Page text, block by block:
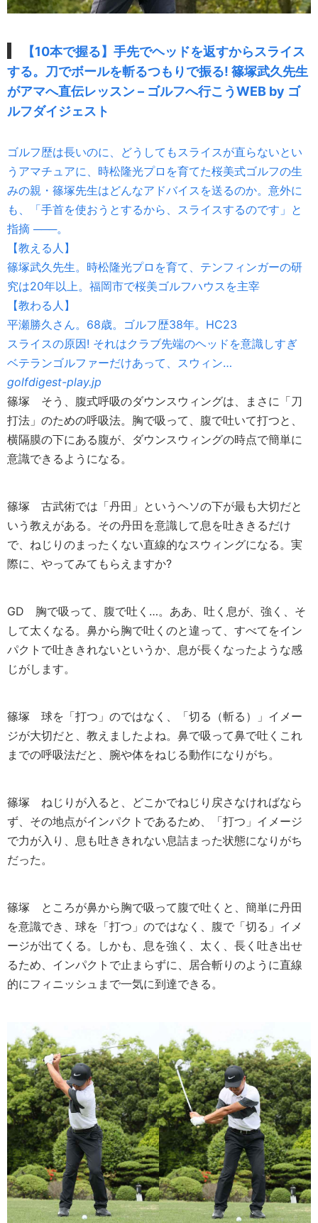
【10本で握る】手先でヘッドを返すからスライス
する。刀でボールを斬るつもりで振る! 篠塚武久先生
がアマへ直伝レッスン – ゴルフへ行こうWEB by ゴ
ルフダイジェスト
ゴルフ歴は長いのに、どうしてもスライスが直らないとい
うアマチュアに、時松隆光プロを育てた桜美式ゴルフの生
みの親・篠塚先生はどんなアドバイスを送るのか。意外に
も、「手首を使おうとするから、スライスするのです」と
指摘 ───。
【教える人】
篠塚武久先生。時松隆光プロを育て、テンフィンガーの研
究は20年以上。福岡市で桜美ゴルフハウスを主宰
【教わる人】
平瀬勝久さん。68歳。ゴルフ歴38年。HC23
スライスの原因! それはクラブ先端のヘッドを意識しすぎ
ベテランゴルファーだけあって、スウィン…
golfdigest-play.jp
篠塚 そう、腹式呼吸のダウンスウィングは、まさに「刀
打法」のための呼吸法。胸で吸って、腹で吐いて打つと、
横隔膜の下にある腹が、ダウンスウィングの時点で簡単に
意識できるようになる。
篠塚 古武術では「丹田」というヘソの下が最も大切だと
いう教えがある。その丹田を意識して息を吐ききるだけ
で、ねじりのまったくない直線的なスウィングになる。実
際に、やってみてもらえますか?
GD 胸で吸って、腹で吐く…。ああ、吐く息が、強く、そ
して太くなる。鼻から胸で吐くのと違って、すべてをイン
パクトで吐ききれないというか、息が長くなったような感
じがします。
篠塚 球を「打つ」のではなく、「切る（斬る）」イメー
ジが大切だと、教えましたよね。鼻で吸って鼻で吐くこれ
までの呼吸法だと、腕や体をねじる動作になりがち。
篠塚 ねじりが入ると、どこかでねじり戻さなければなら
ず、その地点がインパクトであるため、「打つ」イメージ
で力が入り、息も吐ききれない息詰まった状態になりがち
だった。
篠塚 ところが鼻から胸で吸って腹で吐くと、簡単に丹田
を意識でき、球を「打つ」のではなく、腹で「切る」イメ
ージが出てくる。しかも、息を強く、太く、長く吐き出せ
るため、インパクトで止まらずに、居合斬りのように直線
的にフィニッシュまで一気に到達できる。